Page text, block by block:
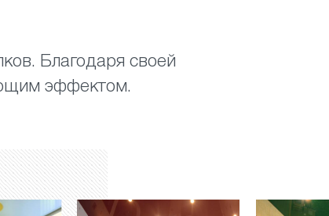
Благодаря своей
эффектом.